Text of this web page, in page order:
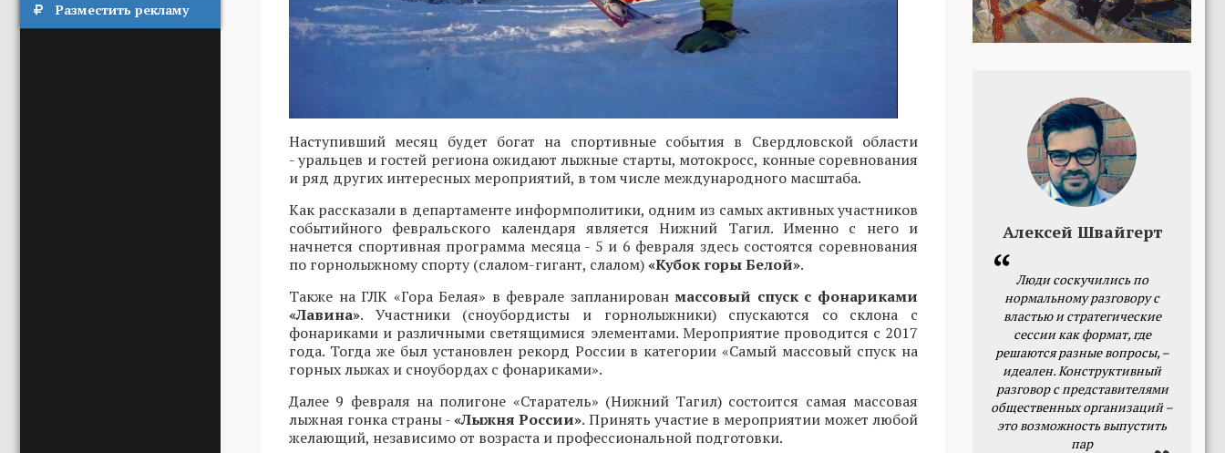
Разместить рекламу
Наступивший месяц будет богат на спортивные события в Свердловской области
- уральцев и гостей региона ожидают лыжные старты, мотокросс, конные соревнования
и ряд других интересных мероприятий, в том числе международного масштаба.
Как рассказали в департаменте информполитики, одним из самых активных участников
событийного февральского календаря является Нижний Тагил. Именно с него и
начнется спортивная программа месяца - 5 и 6 февраля здесь состоятся соревнования
по горнолыжному спорту (слалом-гигант, слалом)«Кубок горы Белой».
Также на ГЛК «Гора Белая» в феврале запланированмассовый спуск с фонариками
«Лавина». Участники (сноубордисты и горнолыжники) спускаются со склона с
фонариками и различными светящимися элементами. Мероприятие проводится с 2017
года. Тогда же был установлен рекорд России в категории «Самый массовый спуск на
горных лыжах и сноубордах с фонариками».
Далее 9 февраля на полигоне «Старатель» (Нижний Тагил) состоится самая массовая
лыжная гонка страны -«Лыжня России». Принять участие в мероприятии может любой
желающий, независимо от возраста и профессиональной подготовки.
Алексей Швайгерт
Люди соскучились по
нормальному разговору с
властью и стратегические
сессии как формат, где
решаются разные вопросы, –
идеален. Конструктивный
разговор с представителями
общественных организаций –
это возможность выпустить
пар